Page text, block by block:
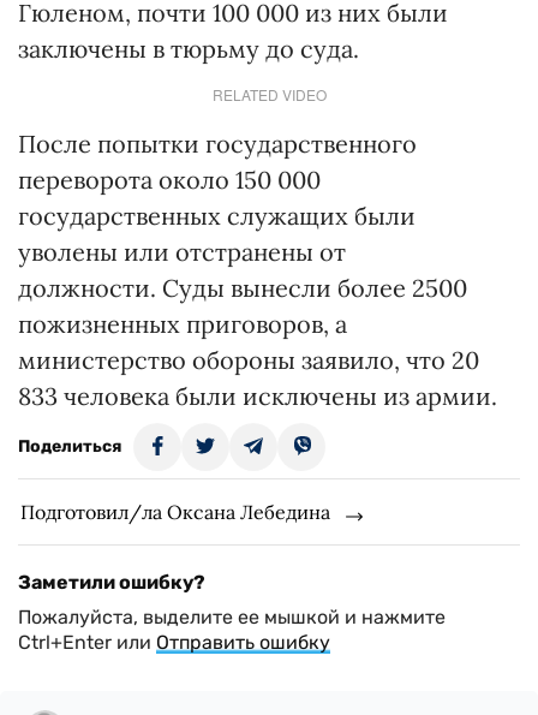
Гюленом, почти 100 000 из них были
заключены в тюрьму до суда.
RELATED VIDEO
После попытки государственного
переворота около 150 000
государственных служащих были
уволены или отстранены от
должности. Суды вынесли более 2500
пожизненных приговоров, а
министерство обороны заявило, что 20
833 человека были исключены из армии.
Поделиться
Подготовил/ла Оксана Лебедина
Заметили ошибку?
Пожалуйста, выделите ее мышкой и нажмите
Ctrl+Enter или Отправить ошибку